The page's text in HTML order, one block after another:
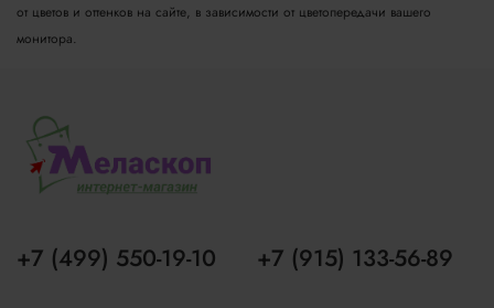
от цветов и оттенков на сайте, в зависимости от цветопередачи вашего
монитора.
+7 (499) 550-19-10 +7 (915) 133-56-89